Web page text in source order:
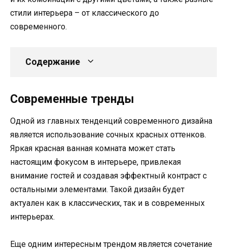
стили интерьера – от классического до
современного.
Содержание
Современные тренды
Одной из главных тенденций современного дизайна
является использование сочных красных оттенков.
Яркая красная ванная комната может стать
настоящим фокусом в интерьере, привлекая
внимание гостей и создавая эффектный контраст с
остальными элементами. Такой дизайн будет
актуален как в классических, так и в современных
интерьерах.
Еще одним интересным трендом является сочетание